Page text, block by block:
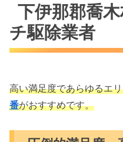
下伊那郡喬
チ駆除業者
高い満足度であらゆるエ
番がおすすめです。